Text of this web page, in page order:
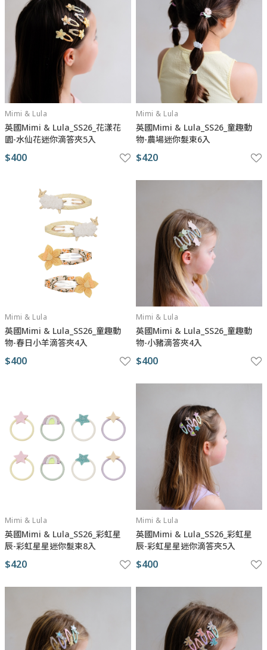
Mimi & Lula
英國Mimi & Lula_SS26_花漾花
園-水仙花迷你滴答夾5入
$400
Mimi & Lula
英國Mimi & Lula_SS26_童趣動
物-農場迷你髮束6入
$420
Mimi & Lula
英國Mimi & Lula_SS26_童趣動
物-春日小羊滴答夾4入
$400
Mimi & Lula
英國Mimi & Lula_SS26_童趣動
物-小豬滴答夾4入
$400
Mimi & Lula
英國Mimi & Lula_SS26_彩虹星
辰-彩虹星星迷你髮束8入
$420
Mimi & Lula
英國Mimi & Lula_SS26_彩虹星
辰-彩虹星星迷你滴答夾5入
$400